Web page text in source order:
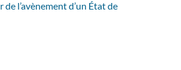
l’avènement d’un État de